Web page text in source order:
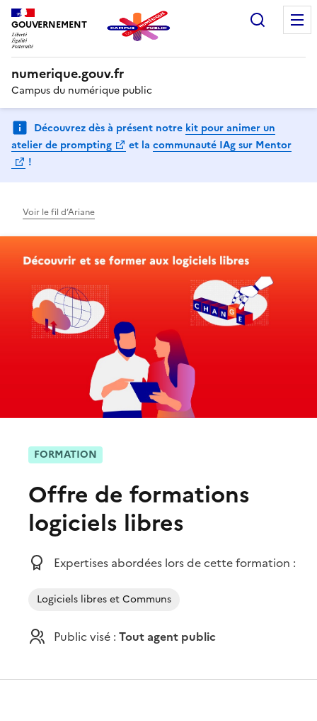
GOUVERNEMENT
numerique.gouv.fr
Campus du numérique public
Découvrez dès à présent notre
(Ouvre une nouvelle fenêtre)
kit pour animer un
atelier de prompting
et la
(Ouvre une nouvelle fenêtre)
communauté IAg sur Mentor
!
Voir le fil d’Ariane
FORMATION
Offre de formations
logiciels libres
Expertises abordées lors de cette formation :
Logiciels libres et Communs
Public visé : Tout agent public